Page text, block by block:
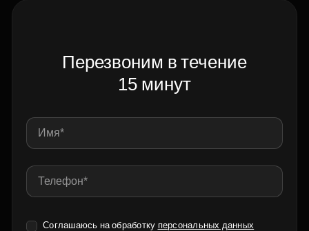
Перезвоним в течение
15 минут
Соглашаюсь на обработку персональных данных